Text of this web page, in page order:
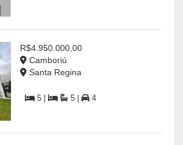
R$4.950.000,00
Camboriú
Santa Regina
5 | 5 | 4